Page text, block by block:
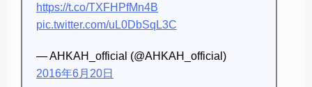
https://t.co/TXFHPfMn4B
pic.twitter.com/uL0DbSqL3C
— AHKAH_official (@AHKAH_official)
2016年6月20日